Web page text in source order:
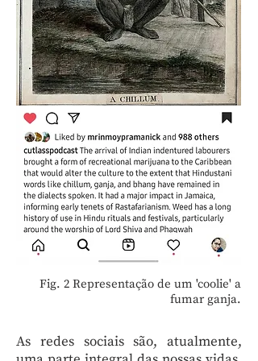
Fig. 2 Representação de um 'coolie' a
fumar ganja.
As redes sociais são, atualmente,